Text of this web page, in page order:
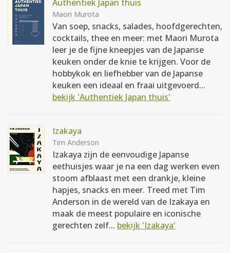
Authentiek Japan thuis
Maori Murota
Van soep, snacks, salades, hoofdgerechten,
cocktails, thee en meer: met Maori Murota
leer je de fijne kneepjes van de Japanse
keuken onder de knie te krijgen. Voor de
hobbykok en liefhebber van de Japanse
keuken een ideaal en fraai uitgevoerd...
bekijk 'Authentiek Japan thuis'
Izakaya
Tim Anderson
Izakaya zijn de eenvoudige Japanse
eethuisjes waar je na een dag werken even
stoom afblaast met een drankje, kleine
hapjes, snacks en meer. Treed met Tim
Anderson in de wereld van de Izakaya en
maak de meest populaire en iconische
gerechten zelf... bekijk 'Izakaya'